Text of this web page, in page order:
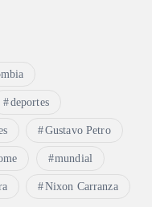
deportes
Gustavo Petro
mundial
Nixon Carranza